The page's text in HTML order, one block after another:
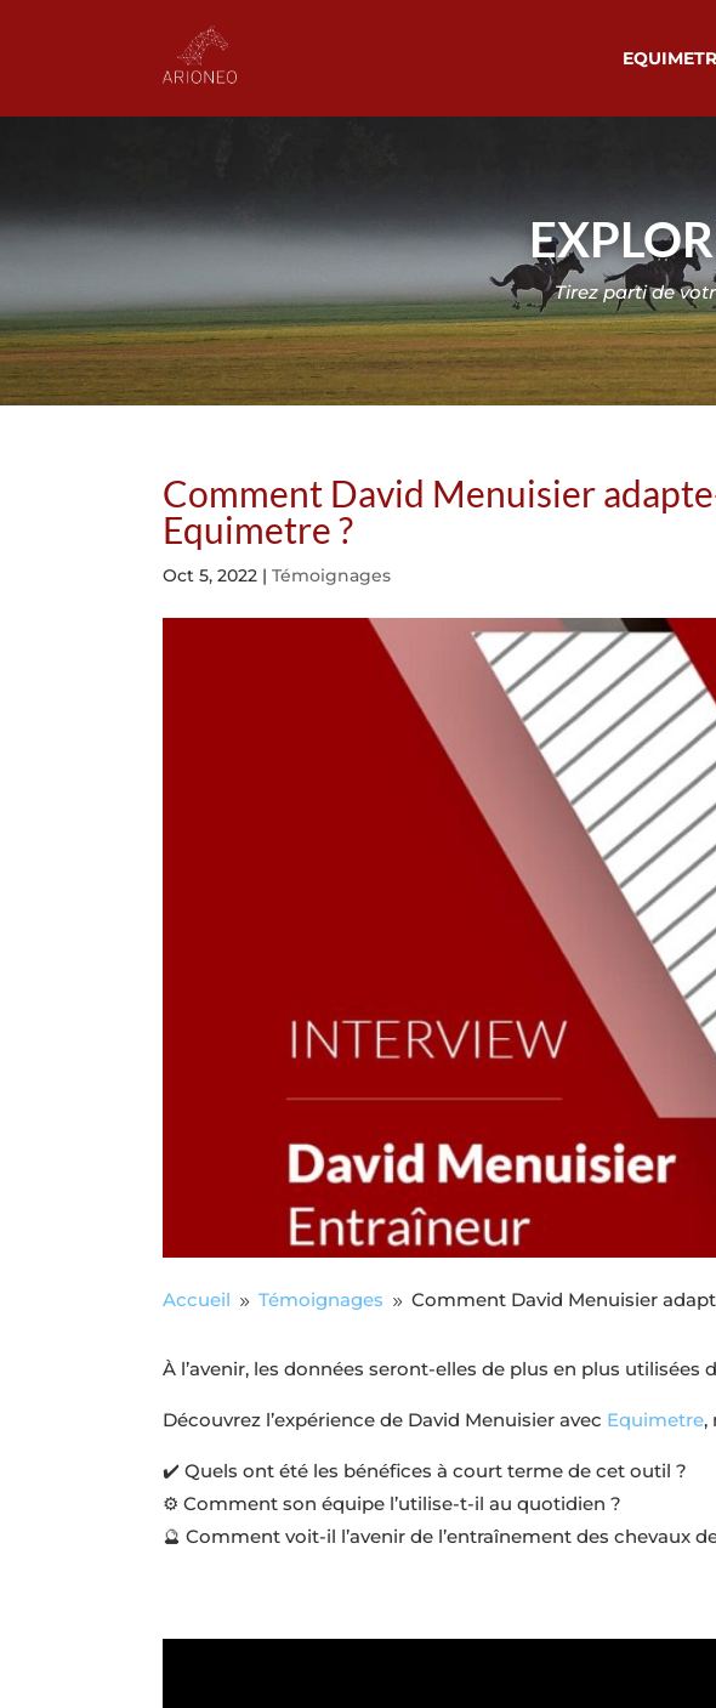
Tirez parti de
Comment David Menuisier
Equimetre ?
Oct 5, 2022 |Témoignages
Accueil 9 Témoignages 9 Comment David Menuisier
À l’avenir, les données seront-elles de plus en plus utilisées
Découvrez l’expérience de David Menuisier avec Equimetre,
✔️ Quels ont été les bénéfices à court terme de cet outil ?
⚙️ Comment son équipe l’utilise-t-il au quotidien ?
🔮 Comment voit-il l’avenir de l’entraînement des chevaux